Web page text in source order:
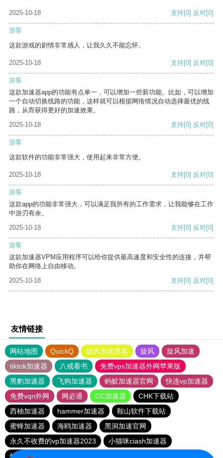
2025-10-18 支持[0] 反对[0]
游客
这款游戏的剧情非常感人，让我久久不能忘怀。
2025-10-18 支持[0] 反对[0]
游客
这款加速器app的功能有点单一，可以增加一些新功能。比如，可以增加
一个自动切换线路的功能，这样就可以根据网络情况自动选择最优的线
路，从而获得更好的加速效果。
2025-10-18
支持[0] 反对[0]
游客
这款软件的功能非常强大，使用起来非常方便。
2025-10-18 支持[0] 反对[0]
游客
这款app的功能非常强大，可以满足我所有的工作需求，让我能够在工作
中游刃有余。
2025-10-18
支持[0] 反对[0]
游客
这款加速器VPM应用程序可以给你提供最高速度和安全性的连接，并帮
助你在网络上自由移动。
2025-10-18
支持[0] 反对[0]
友情链接
网站地图 QuickQ 旋风加速度器 旋风
旋风加速
tiktok加速器
八戒看书
免费vps加速器外网苹果版
黑豹加速器
飞狗加速器 蚂蚁加速器官网
快连vp加速器
免费vqn外网
网必通 CC加速器
CHK下载站
西柚加速器
hammer加速器
鞍山软件下载站
蜜蜂加速器
海鸥加速器
黑洞加速官网
永久不收费的vp加速器2023
小猫咪ciash加速器
快喵vpv加速器